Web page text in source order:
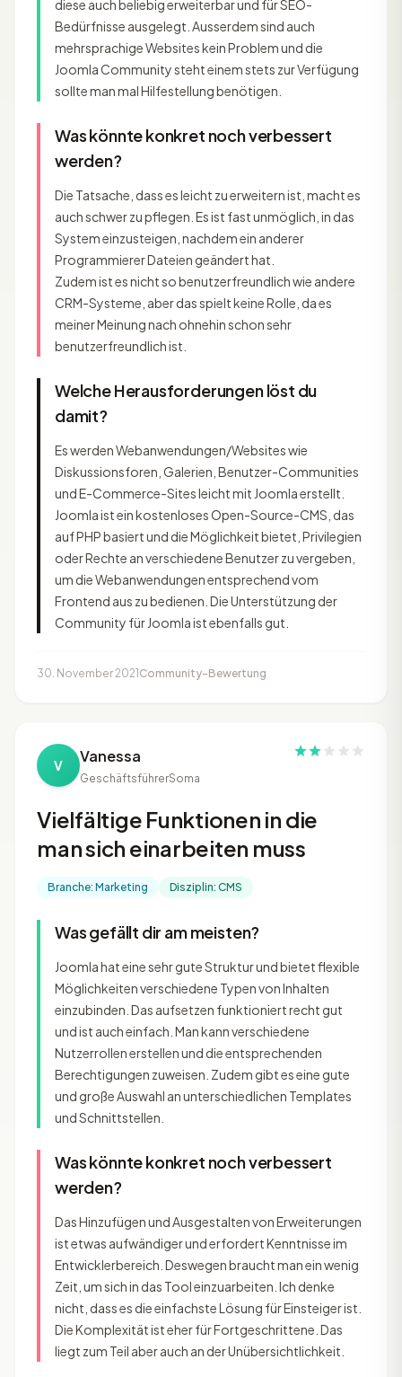
diese auch beliebig erweiterbar und für SEO-
Bedürfnisse ausgelegt. Ausserdem sind auch
mehrsprachige Websites kein Problem und die
Joomla Community steht einem stets zur Verfügung
sollte man mal Hilfestellung benötigen.
Was könnte konkret noch verbessert
werden?
Die Tatsache, dass es leicht zu erweitern ist, macht es
auch schwer zu pflegen. Es ist fast unmöglich, in das
System einzusteigen, nachdem ein anderer
Programmierer Dateien geändert hat.
Zudem ist es nicht so benutzerfreundlich wie andere
CRM-Systeme, aber das spielt keine Rolle, da es
meiner Meinung nach ohnehin schon sehr
benutzerfreundlich ist.
Welche Herausforderungen löst du
damit?
Es werden Webanwendungen/Websites wie
Diskussionsforen, Galerien, Benutzer-Communities
und E-Commerce-Sites leicht mit Joomla erstellt.
Joomla ist ein kostenloses Open-Source-CMS, das
auf PHP basiert und die Möglichkeit bietet, Privilegien
oder Rechte an verschiedene Benutzer zu vergeben,
um die Webanwendungen entsprechend vom
Frontend aus zu bedienen. Die Unterstützung der
Community für Joomla ist ebenfalls gut.
30. November 2021 Community-Bewertung
V Vanessa
GeschäftsführerSoma
Vielfältige Funktionen in die
man sich einarbeiten muss
Branche: Marketing Disziplin: CMS
Was gefällt dir am meisten?
Joomla hat eine sehr gute Struktur und bietet flexible
Möglichkeiten verschiedene Typen von Inhalten
einzubinden. Das aufsetzen funktioniert recht gut
und ist auch einfach. Man kann verschiedene
Nutzerrollen erstellen und die entsprechenden
Berechtigungen zuweisen. Zudem gibt es eine gute
und große Auswahl an unterschiedlichen Templates
und Schnittstellen.
Was könnte konkret noch verbessert
werden?
Das Hinzufügen und Ausgestalten von Erweiterungen
ist etwas aufwändiger und erfordert Kenntnisse im
Entwicklerbereich. Deswegen braucht man ein wenig
Zeit, um sich in das Tool einzuarbeiten. Ich denke
nicht, dass es die einfachste Lösung für Einsteiger ist.
Die Komplexität ist eher für Fortgeschrittene. Das
liegt zum Teil aber auch an der Unübersichtlichkeit.